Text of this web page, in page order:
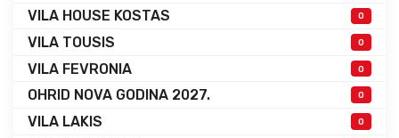
VILA HOUSE KOSTAS 0
VILA TOUSIS 0
VILA FEVRONIA 0
OHRID NOVA GODINA 2027. 0
VILA LAKIS 0